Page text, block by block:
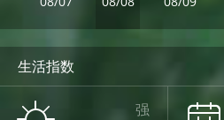
生活指数
强